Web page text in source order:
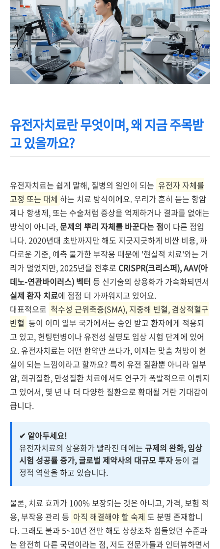
유전자치료란 무엇이며, 왜 지금 주목받
고 있을까요?
유전자치료는 쉽게 말해, 질병의 원인이 되는 유전자 자체를
교정 또는 대체 하는 치료 방식이에요. 우리가 흔히 듣는 항암
제나 항생제, 또는 수술처럼 증상을 억제하거나 결과를 없애는
방식이 아니라,문제의 뿌리 자체를 바꾼다는 점이 다른 점입
니다. 2020년대 초반까지만 해도 지긋지긋하게 비싼 비용, 까
다로운 기준, 예측 불가한 부작용 때문에 '현실적 치료'와는 거
리가 멀었지만, 2025년을 전후로 CRISPR(크리스퍼), AAV(아
데노-연관바이러스) 벡터 등 신기술의 상용화가 가속화되면서
실제 환자 치료에 점점 더 가까워지고 있어요.
대표적으로 척수성 근위축증(SMA), 지중해 빈혈, 겸상적혈구
빈혈 등이 이미 일부 국가에서는 승인 받고 환자에게 적용되
고 있고, 헌팅턴병이나 유전성 실명도 임상 시험 단계에 있어
요. 유전자치료는 어떤 한약만 쓰다가, 이제는 맞춤 처방이 현
실이 되는 느낌이라고 할까요? 특히 유전 질환뿐 아니라 일부
암, 희귀질환, 만성질환 치료에서도 연구가 폭발적으로 이뤄지
고 있어서, 몇 년 내 더 다양한 질환으로 확대될 거란 기대감이
큽니다.
✔ 알아두세요!
유전자치료의 상용화가 빨라진 데에는 규제의 완화, 임상
시험 성공률 증가, 글로벌 제약사의 대규모 투자등이 결
정적 역할을 하고 있습니다.
물론, 치료 효과가 100% 보장되는 것은 아니고, 가격, 보험 적
용, 부작용 관리 등 아직 해결해야 할 숙제 도 분명 존재합니
다. 그래도 불과 5~10년 전만 해도 상상조차 힘들었던 수준과
는 완전히 다른 국면이라는 점, 저도 전문가들과 인터뷰하면서